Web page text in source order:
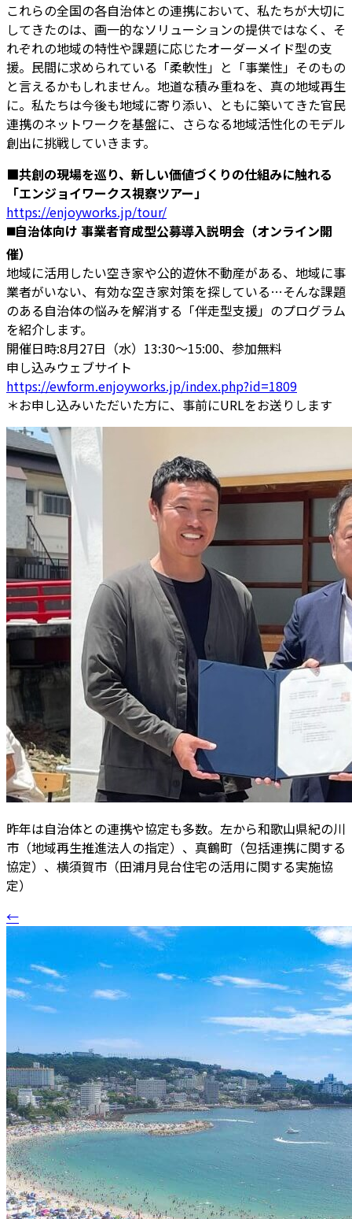
これらの全国の各自治体との連携において、私たちが大切に
してきたのは、画一的なソリューションの提供ではなく、そ
れぞれの地域の特性や課題に応じたオーダーメイド型の支
援。民間に求められている「柔軟性」と「事業性」そのもの
と言えるかもしれません。地道な積み重ねを、真の地域再生
に。私たちは今後も地域に寄り添い、ともに築いてきた官民
連携のネットワークを基盤に、さらなる地域活性化のモデル
創出に挑戦していきます。
■共創の現場を巡り、新しい価値づくりの仕組みに触れる
「エンジョイワークス視察ツアー」
https://enjoyworks.jp/tour/
◼️自治体向け 事業者育成型公募導入説明会（オンライン開
催）
地域に活用したい空き家や公的遊休不動産がある、地域に事
業者がいない、有効な空き家対策を探している…そんな課題
のある自治体の悩みを解消する「伴走型支援」のプログラム
を紹介します。
開催日時:8月27日（水）13:30〜15:00、参加無料
申し込みウェブサイト
https://ewform.enjoyworks.jp/index.php?id=1809
＊お申し込みいただいた方に、事前にURLをお送りします
昨年は自治体との連携や協定も多数。左から和歌山県紀の川
市（地域再生推進法人の指定）、真鶴町（包括連携に関する
協定）、横須賀市（田浦月見台住宅の活用に関する実施協
定）
←